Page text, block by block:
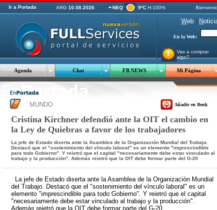
Ir a Portada ARG 10.08.2026 NEQ 9ºC H:100%
Web N
En la Web:
Vas a comprar
algo?
Agenda Chat FB NEWS Mi Página
MUNDO Añadir en flenk
Cristina Kirchner defendió ante la OIT el cambio en
la Ley de Quiebras a favor de los trabajadores
La jefe de Estado diserta ante la Asamblea de la Organización Mundial del Trabajo.
Destacó que el "sostenimiento del vínculo laboral" es un elemento "imprescindible
para todo Gobierno". Y reietró que el capital "necesariamente debe estar vinculado al
trabajo y la producción". Además reietró que la OIT debe formar parte del G-20
La jefe de Estado diserta ante la Asamblea de la Organización Mundial
del Trabajo. Destacó que el "sostenimiento del vínculo laboral" es un
elemento "imprescindible para todo Gobierno". Y reietró que el capital
"necesariamente debe estar vinculado al trabajo y la producción".
Además reietró que la OIT debe formar parte del G-20